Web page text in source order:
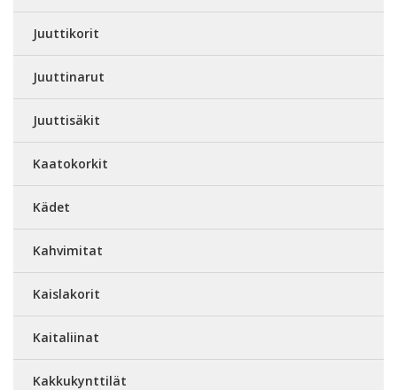
Juuttikorit
Juuttinarut
Juuttisäkit
Kaatokorkit
Kädet
Kahvimitat
Kaislakorit
Kaitaliinat
Kakkukynttilät